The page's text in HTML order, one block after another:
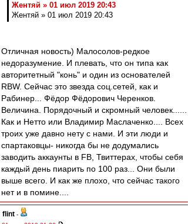
Жентяй » 01 июл 2019 20:43
Жентяй » 01 июл 2019 20:43
Отличная новость) Малосолов-редкое
недоразумение. И плевать, что он типа как
авторитетный "конь" и один из основателей
RBW. Сейчас это звезда соц.сетей, как и
Рабинер... Фёдор Фёдорович Черенков.
Величина. Порядочный и скромный человек......
Как и Нетто или Владимир Маслаченко.... Всех
троих уже давно нету с нами. И эти люди и
спартаковцы- никогда бы не додумались
заводить аккаунты в FB, Твиттерах, чтобы себя
каждый день пиарить по 100 раз... Они были
выше всего. И как же плохо, что сейчас такого
нет и в помине....
flint -